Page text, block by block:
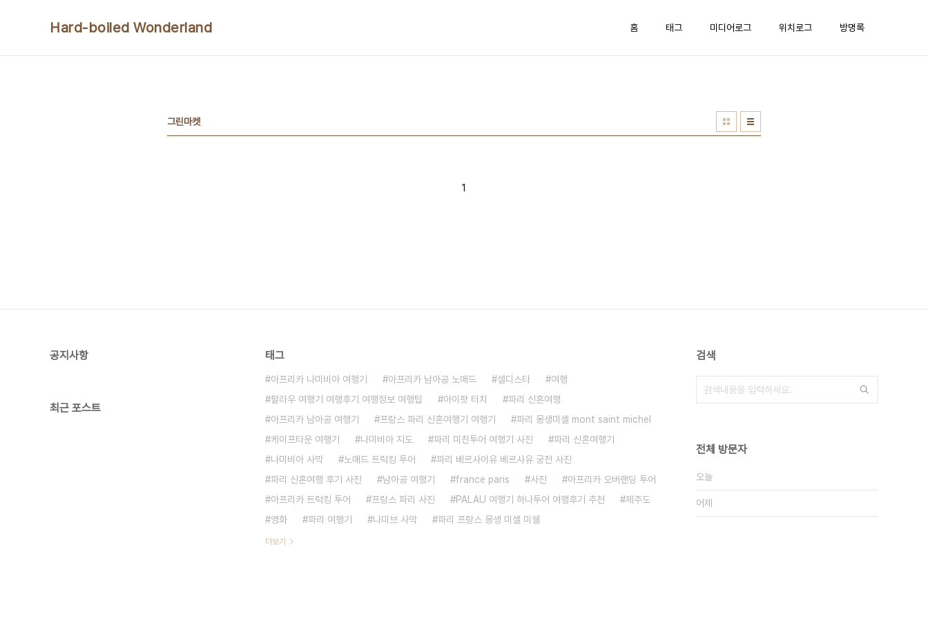
Hard-boiled Wonderland 홈 태그 미디어로그 위치로그 방명록
그린마켓
1
공지사항
최근 포스트
태그
아프리카 나미비아 여행기 아프리카 남아공 노매드 셀디스타
여행
팔라우 여행기 여행후기 여행정보 여행팁
아이팟 터치
파리 신혼여행
아프리카 남아공 여행기
프랑스 파리 신혼여행기 여행기
파리 몽생미셸 mont saint michel
케이프타운 여행기
나미비아 지도 파리 미친투어 여행기 사진
파리 신혼여행기
나미비아 사막
노매드 트럭킹 투어
파리 베르사이유 베르사유 궁전 사진
파리 신혼여행 후기 사진
남아공 여행기 france paris 사진
아프리카 오버랜딩 투어
아프리카 트럭킹 투어
프랑스 파리 사진 PALAU 여행기 하나투어 여행후기 추천
제주도
영화
파리 여행기 나미브 사막 파리 프랑스 몽생 미셸 미쉘
더보기
검색
전체 방문자
오늘
어제